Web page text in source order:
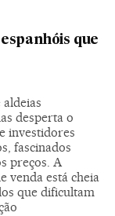
que
desperta o
investidores
fascinados
preços. A
venda está cheia
que dificultam